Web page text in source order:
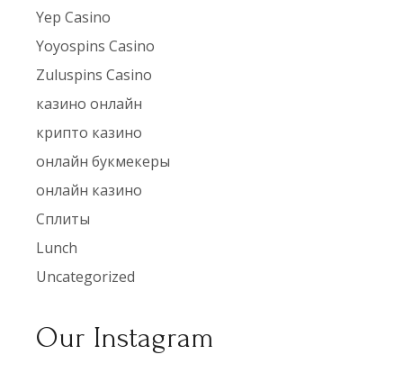
Yep Casino
Yoyospins Casino
Zuluspins Casino
казино онлайн
крипто казино
онлайн букмекеры
онлайн казино
Сплиты
Lunch
Uncategorized
Our Instagram